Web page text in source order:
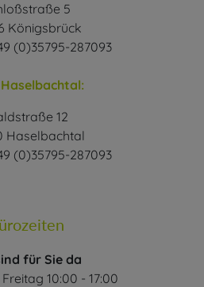
5
Königsbrück
(0)35795-287093
12
Haselbachtal
(0)35795-287093
für Sie da
10:00 - 17:00